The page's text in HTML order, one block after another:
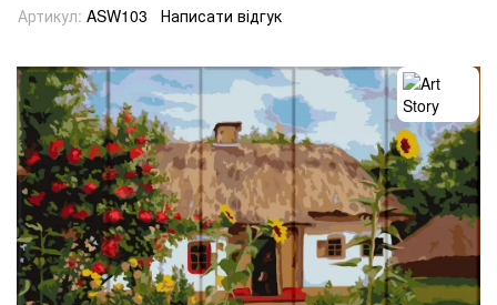
Артикул: ASW103 Написати відгук